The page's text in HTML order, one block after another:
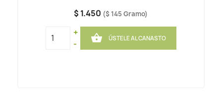
$ 1.450 ($ 145 Gramo)
+
-
 ÚSTELE AL CANASTO